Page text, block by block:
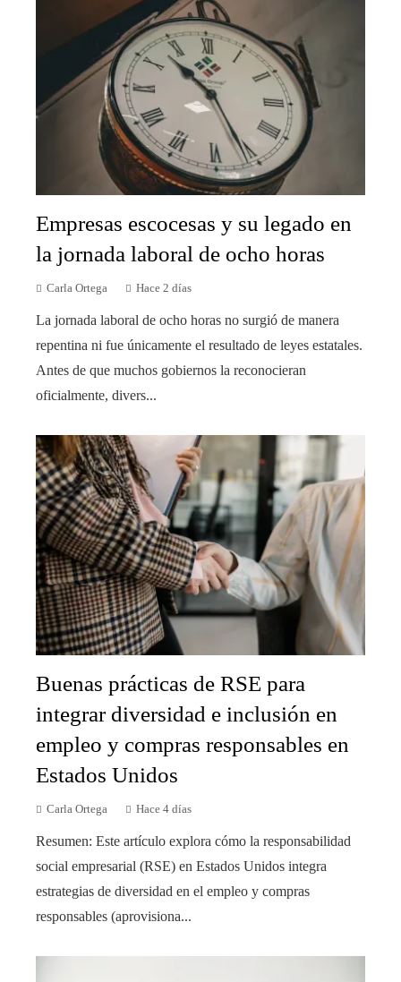
Empresas escocesas y su legado en
la jornada laboral de ocho horas
Carla Ortega Hace 2 días
La jornada laboral de ocho horas no surgió de manera
repentina ni fue únicamente el resultado de leyes estatales.
Antes de que muchos gobiernos la reconocieran
oficialmente, divers...
Buenas prácticas de RSE para
integrar diversidad e inclusión en
empleo y compras responsables en
Estados Unidos
Carla Ortega Hace 4 días
Resumen: Este artículo explora cómo la responsabilidad
social empresarial (RSE) en Estados Unidos integra
estrategias de diversidad en el empleo y compras
responsables (aprovisiona...